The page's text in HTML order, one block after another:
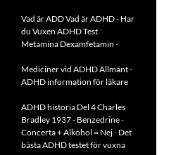
Vad är ADDVad är ADHD- Har
du Vuxen ADHD Test
Metamina Dexamfetamin -
Mediciner vid ADHD Allmänt-
ADHD information för läkare
ADHD historia Del 4 Charles
Bradley 1937 - Benzedrine-
Concerta + Alkohol = Nej- Det
bästa ADHD testet för vuxna